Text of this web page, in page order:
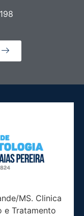
MS. Clinica
e Tratamento